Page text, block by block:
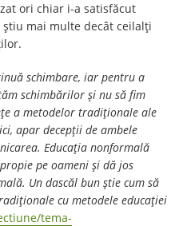
ori chiar i-a satisfăcut
mai multe decât ceilalți
schimbare, iar pentru a
schimbărilor şi nu să fim
a metodelor tradiţionale ale
apar decepţii de ambele
Educaţia nonformală
pe oameni şi dă jos
Un dascăl bun ştie cum să
cu metodele educaţiei
tema-